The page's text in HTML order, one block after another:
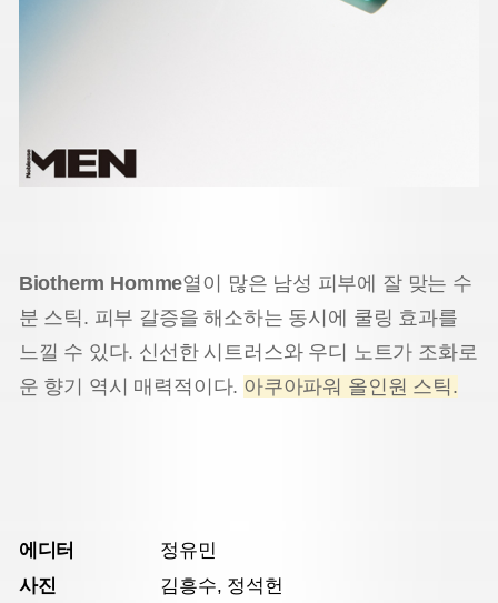
Biotherm Homme열이 많은 남성 피부에 잘 맞는 수
분 스틱. 피부 갈증을 해소하는 동시에 쿨링 효과를
느낄 수 있다. 신선한 시트러스와 우디 노트가 조화로
운 향기 역시 매력적이다. 아쿠아파워 올인원 스틱.
에디터
정유민
사진
김흥수, 정석헌